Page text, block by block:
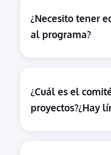
¿Necesito tener
al programa?
¿Cuál es el
proyectos?¿Hay